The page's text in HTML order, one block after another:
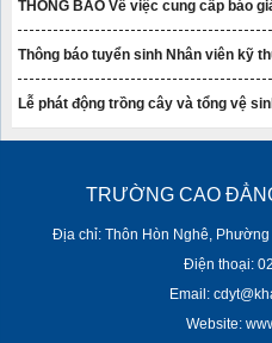
THÔNG BÁO Về việc cung cấp báo
Thông báo tuyển sinh Nhân viên kỹ
Lễ phát động trồng cây và tổng vệ
TRƯỜNG CAO
Địa chỉ: Thôn Hòn Nghê,
Điện thoại:
Email:
Website: